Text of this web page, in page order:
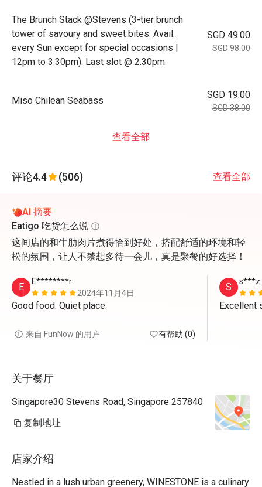
The Brunch Stack @Stevens (3-tier brunch
tower of savoury and sweet bites. Avail.
every Sun except for special occasions |
12pm to 3.30pm). Last slot @ 2.30pm
SGD 49.00
SGD 98.00
Miso Chilean Seabass
SGD 19.00
SGD 38.00
查看全部
评论4.4 (506) 查看全部
AI 摘要
Eatigo 吃货怎么说
这间店的和牛肋肉片煮得恰到好处，搭配舒适的环境和轻
松的氛围，让人不禁想多待一会儿，真是聚餐的好选择！
E
E********r
2024年11月4日
Good food. Quiet place.
来自 FunNow 的用户 有帮助 (0)
S s***z
关于餐厅
Singapore30 Stevens Road, Singapore 257840
复制地址
店家介绍
Nestled in a lush urban greenery, WINESTONE is a culinary